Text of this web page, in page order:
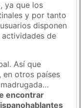
ya que los
y por tanto
disponen
de
Así que
en otros países
encontrar